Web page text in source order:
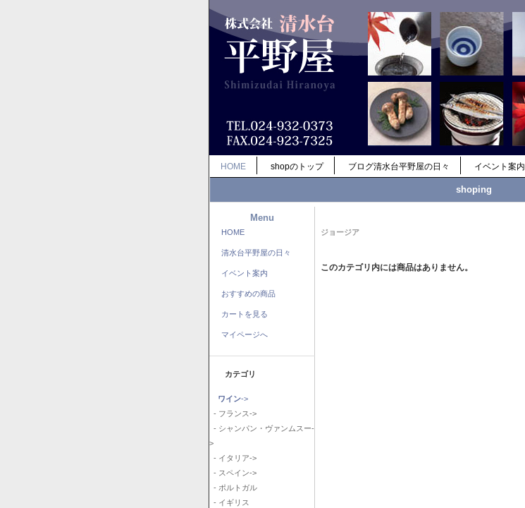
HOME shopのトップ ブログ清水台平野屋の日々 イベント案内
shoping
Menu
HOME
清水台平野屋の日々
イベント案内
おすすめの商品
カートを見る
マイページへ
カテゴリ
ワイン->
- フランス->
- シャンパン・ヴァンムスー-
>
- イタリア->
- スペイン->
- ポルトガル
- イギリス
ジョージア
このカテゴリ内には商品はありません。